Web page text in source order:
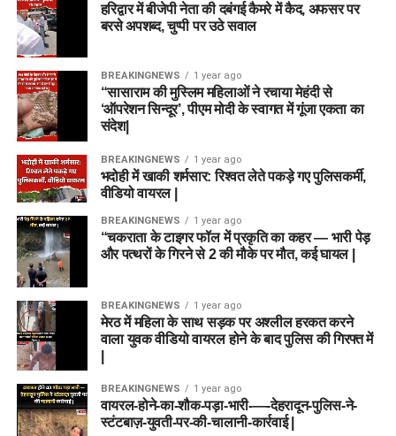
हरिद्वार में बीजेपी नेता की दबंगई कैमरे में कैद, अफसर पर
बरसे अपशब्द, चुप्पी पर उठे सवाल
BREAKINGNEWS 1 year ago
“सासाराम की मुस्लिम महिलाओं ने रचाया मेहंदी से
‘ऑपरेशन सिन्दूर’, पीएम मोदी के स्वागत में गूंजा एकता का
संदेश|
BREAKINGNEWS 1 year ago
भदोही में खाकी शर्मसार: रिश्वत लेते पकड़े गए पुलिसकर्मी,
वीडियो वायरल |
BREAKINGNEWS 1 year ago
“चकराता के टाइगर फॉल में प्रकृति का कहर — भारी पेड़
और पत्थरों के गिरने से 2 की मौके पर मौत, कई घायल |
BREAKINGNEWS 1 year ago
मेरठ में महिला के साथ सड़क पर अश्लील हरकत करने
वाला युवक वीडियो वायरल होने के बाद पुलिस की गिरफ्त में
BREAKINGNEWS 1 year ago
वायरल-होने-का-शौक-पड़ा-भारी-—-देहरादून-पुलिस-ने-
स्टंटबाज़-युवती-पर-की-चालानी-कार्रवाई |